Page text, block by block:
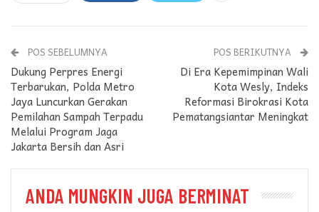
POS SEBELUMNYA
Dukung Perpres Energi
Terbarukan, Polda Metro
Jaya Luncurkan Gerakan
Pemilahan Sampah Terpadu
Melalui Program Jaga
Jakarta Bersih dan Asri
POS BERIKUTNYA
Di Era Kepemimpinan Wali
Kota Wesly, Indeks
Reformasi Birokrasi Kota
Pematangsiantar Meningkat
ANDA MUNGKIN JUGA BERMINAT